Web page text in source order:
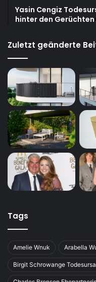
Yasin Cengiz
hinter den
Zuletzt geänderte
Tags
Amelie Wnuk Arabella
Birgit Schrowange